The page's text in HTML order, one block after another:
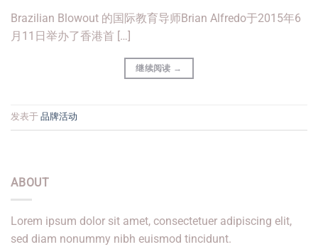
Brazilian Blowout 的国际教育导师Brian Alfredo于2015年6
月11日举办了香港首 […]
继续阅读 →
发表于 品牌活动
ABOUT
Lorem ipsum dolor sit amet, consectetuer adipiscing elit,
sed diam nonummy nibh euismod tincidunt.